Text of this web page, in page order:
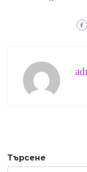
Търсене